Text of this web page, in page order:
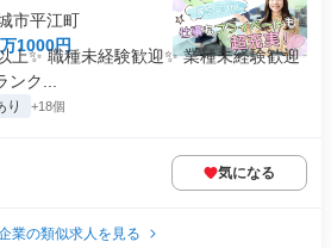
市平江町
1000円
上✨ 職種未経験歓迎✨ 業種未経験歓迎
ク...
り +18個
気になる
業の類似求人を見る